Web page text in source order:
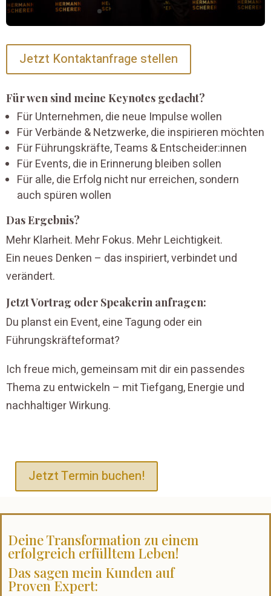
Jetzt Kontaktanfrage stellen
Für wen sind meine Keynotes gedacht?
Für Unternehmen, die neue Impulse wollen
Für Verbände & Netzwerke, die inspirieren möchten
Für Führungskräfte, Teams & Entscheider:innen
Für Events, die in Erinnerung bleiben sollen
Für alle, die Erfolg nicht nur erreichen, sondern
auch spüren wollen
Das Ergebnis?
Mehr Klarheit. Mehr Fokus. Mehr Leichtigkeit.
Ein neues Denken – das inspiriert, verbindet und
verändert.
Jetzt Vortrag oder Speakerin anfragen:
Du planst ein Event, eine Tagung oder ein
Führungskräfteformat?
Ich freue mich, gemeinsam mit dir ein passendes
Thema zu entwickeln – mit Tiefgang, Energie und
nachhaltiger Wirkung.
Jetzt Termin buchen!
Deine Transformation zu einem
erfolgreich erfülltem Leben!
Das sagen mein Kunden auf
Proven Expert: